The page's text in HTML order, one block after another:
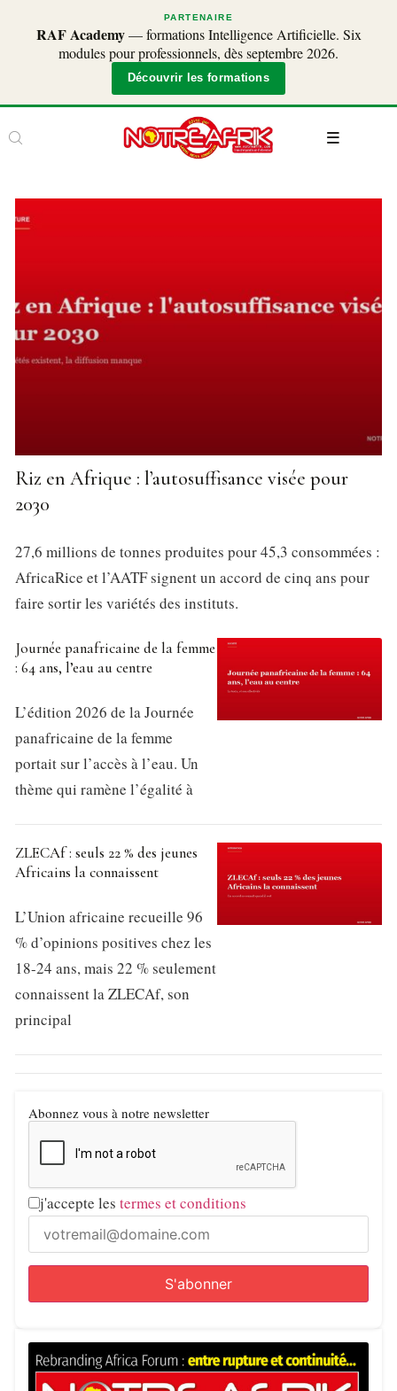
PARTENAIRE
RAF Academy— formations Intelligence Artificielle. Six
modules pour professionnels, dès septembre 2026.
Découvrir les formations
Riz en Afrique : l’autosuffisance visée pour
2030
27,6 millions de tonnes produites pour 45,3 consommées :
AfricaRice et l’AATF signent un accord de cinq ans pour
faire sortir les variétés des instituts.
Journée panafricaine de la femme
: 64 ans, l’eau au centre
L’édition 2026 de la Journée
panafricaine de la femme
portait sur l’accès à l’eau. Un
thème qui ramène l’égalité à
ZLECAf : seuls 22 % des jeunes
Africains la connaissent
L’Union africaine recueille 96
% d’opinions positives chez les
18-24 ans, mais 22 % seulement
connaissent la ZLECAf, son
principal
Abonnez vous à notre newsletter
j'accepte les termes et conditions